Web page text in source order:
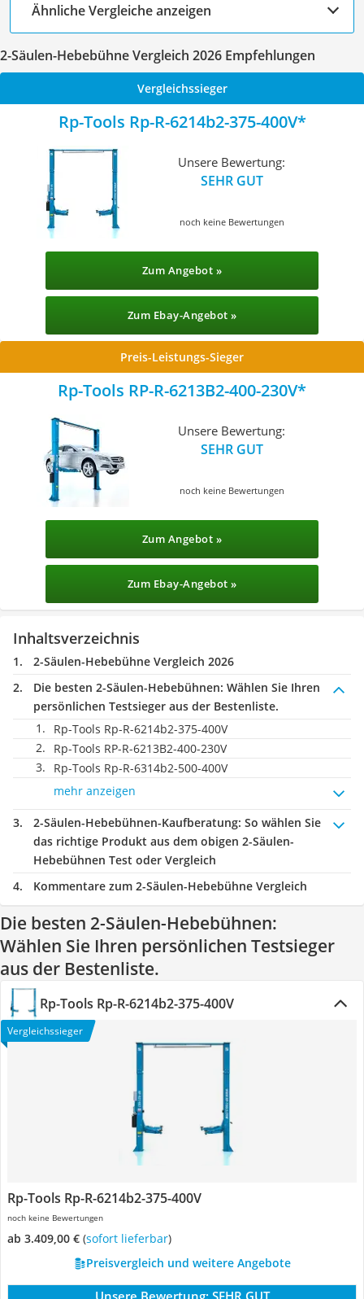
Ähnliche Vergleiche anzeigen
2-Säulen-Hebebühne Vergleich 2026 Empfehlungen
Vergleichssieger
Rp-Tools ‎Rp-R-6214b2-375-400V
Unsere Bewertung:
SEHR GUT
noch keine Bewertungen
Zum Angebot »
Zum Ebay-Angebot »
Preis-Leistungs-Sieger
Rp-Tools ‎RP-R-6213B2-400-230V
Unsere Bewertung:
SEHR GUT
noch keine Bewertungen
Zum Angebot »
Zum Ebay-Angebot »
Inhaltsverzeichnis
2-Säulen-Hebebühne Vergleich 2026
Die besten 2-Säulen-Hebebühnen: Wählen Sie Ihren
persönlichen Testsieger aus der Bestenliste.
Rp-Tools ‎Rp-R-6214b2-375-400V
Rp-Tools ‎RP-R-6213B2-400-230V
Rp-Tools ‎Rp-R-6314b2-500-400V
mehr anzeigen
2-Säulen-Hebebühnen-Kaufberatung: So wählen Sie
das richtige Produkt aus dem obigen 2-Säulen-
Hebebühnen Test oder Vergleich
Kommentare zum 2-Säulen-Hebebühne Vergleich
Die besten 2-Säulen-Hebebühnen:
Wählen Sie Ihren persönlichen Testsieger
aus der Bestenliste.
Rp-Tools ‎Rp-R-6214b2-375-400V
Vergleichssieger
Rp-Tools ‎Rp-R-6214b2-375-400V
noch keine Bewertungen
ab 3.409,00 € ( Sofort lieferbar)
Preisvergleich und weitere Angebote
Unsere Bewertung: SEHR GUT